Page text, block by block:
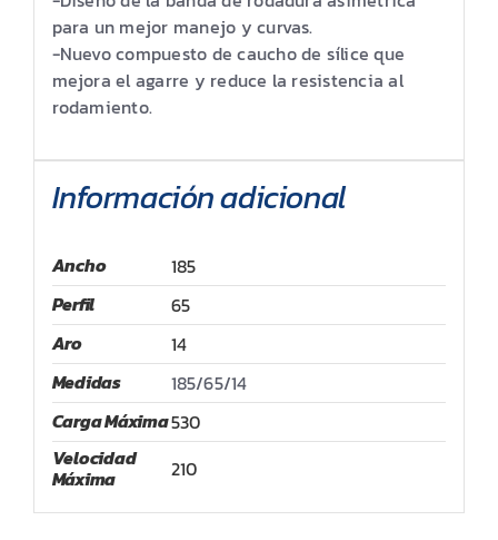
para un mejor manejo y curvas.
-Nuevo compuesto de caucho de sílice que
mejora el agarre y reduce la resistencia al
rodamiento.
Información adicional
Ancho
185
Perfil
65
Aro
14
Medidas
185/65/14
Carga Máxima530
Velocidad
Máxima 210